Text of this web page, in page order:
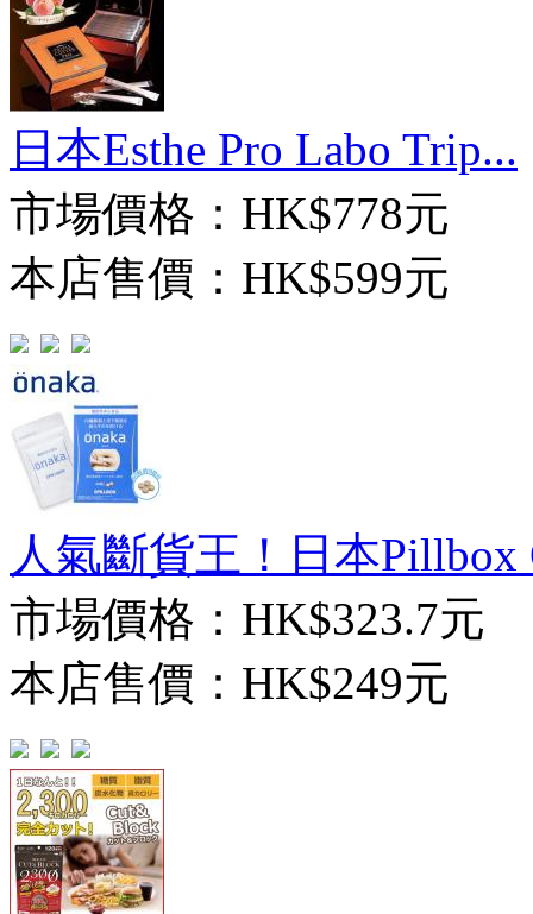
日本Esthe Pro Labo Trip...
市場價格： HK$778元
本店售價： HK$599元
人氣斷貨王！日本Pillbox
市場價格： HK$323.7元
本店售價： HK$249元